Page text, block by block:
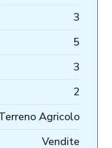
3
5
3
2
Agricolo
Vendite